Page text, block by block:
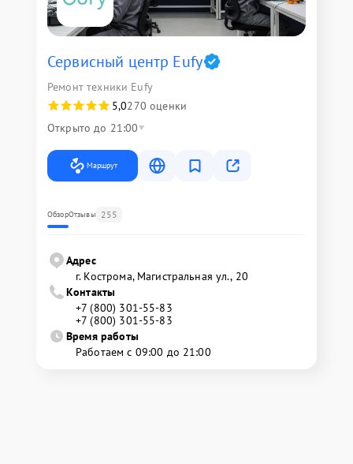
Сервисный центр Eufy
Ремонт техники Eufy
5,0270 оценки
Открыто до 21:00
Маршрут
ОбзорОтзывы 255
Адрес
г. Кострома, Магистральная ул., 20
Контакты
+7 (800) 301-55-83
+7 (800) 301-55-83
Время работы
Работаем с 09:00 до 21:00